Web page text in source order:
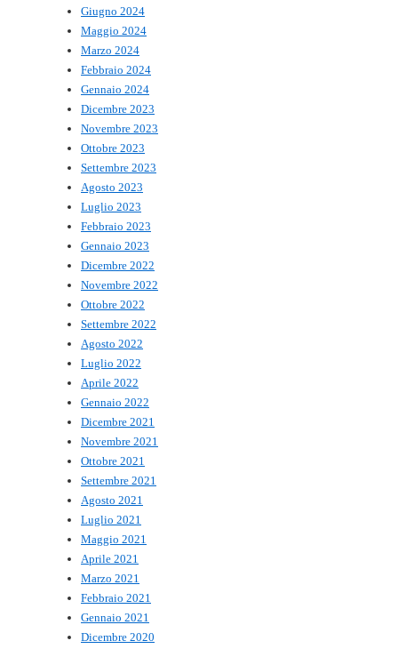
Giugno 2024
Maggio 2024
Marzo 2024
Febbraio 2024
Gennaio 2024
Dicembre 2023
Novembre 2023
Ottobre 2023
Settembre 2023
Agosto 2023
Luglio 2023
Febbraio 2023
Gennaio 2023
Dicembre 2022
Novembre 2022
Ottobre 2022
Settembre 2022
Agosto 2022
Luglio 2022
Aprile 2022
Gennaio 2022
Dicembre 2021
Novembre 2021
Ottobre 2021
Settembre 2021
Agosto 2021
Luglio 2021
Maggio 2021
Aprile 2021
Marzo 2021
Febbraio 2021
Gennaio 2021
Dicembre 2020